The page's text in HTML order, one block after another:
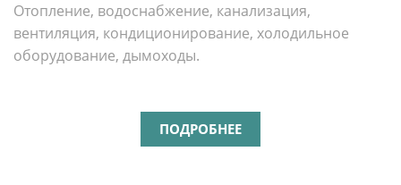
Отопление, водоснабжение, канализация,
вентиляция, кондиционирование, холодильное
оборудование, дымоходы.
ПОДРОБНЕЕ